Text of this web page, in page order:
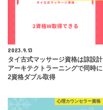
2023.9.13
タイ古式マッサージ資格は諒設計
アーキテクトラーニングで同時に
2資格ダブル取得
心理カウンセラー資格